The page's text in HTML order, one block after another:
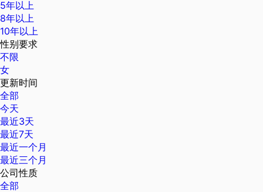
5年以上
8年以上
10年以上
性别要求
不限
女
更新时间
全部
今天
最近3天
最近7天
最近一个月
最近三个月
公司性质
全部